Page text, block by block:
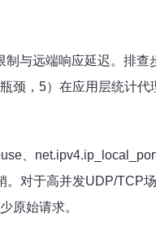
与远端响应延迟。排
，5）在应用层统计
、
对于高并发UDP/
原始请求。